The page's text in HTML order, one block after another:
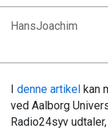
HansJoachim
I denne artikel kan
ved Aalborg
Radio24syv